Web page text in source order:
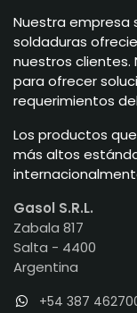
Nuestra empresa
soldaduras
nuestros
para ofrecer
requerimientos
Los productos
más altos
Gasol S.R.L.
Zabala 817
Salta - 4400
Argentina
+54 387